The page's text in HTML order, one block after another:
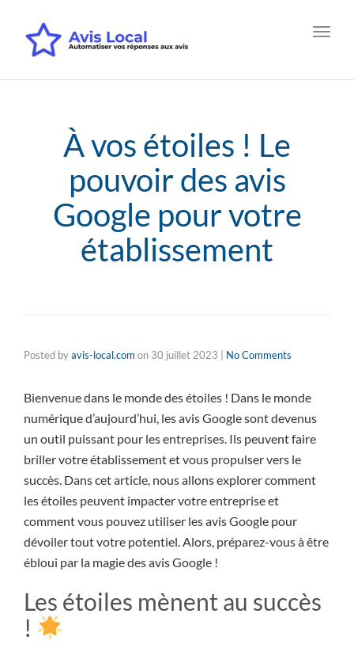
À vos étoiles ! Le
pouvoir des avis
Google pour votre
établissement
Posted byavis-local.com on 30 juillet 2023 No Comments
Bienvenue dans le monde des étoiles ! Dans le monde
numérique d’aujourd’hui, les avis Google sont devenus
un outil puissant pour les entreprises. Ils peuvent faire
briller votre établissement et vous propulser vers le
succès. Dans cet article, nous allons explorer comment
les étoiles peuvent impacter votre entreprise et
comment vous pouvez utiliser les avis Google pour
dévoiler tout votre potentiel. Alors, préparez-vous à être
ébloui par la magie des avis Google !
Les étoiles mènent au succès
!